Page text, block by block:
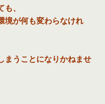
、
境が何も変わらなけれ
まうことになりかねませ